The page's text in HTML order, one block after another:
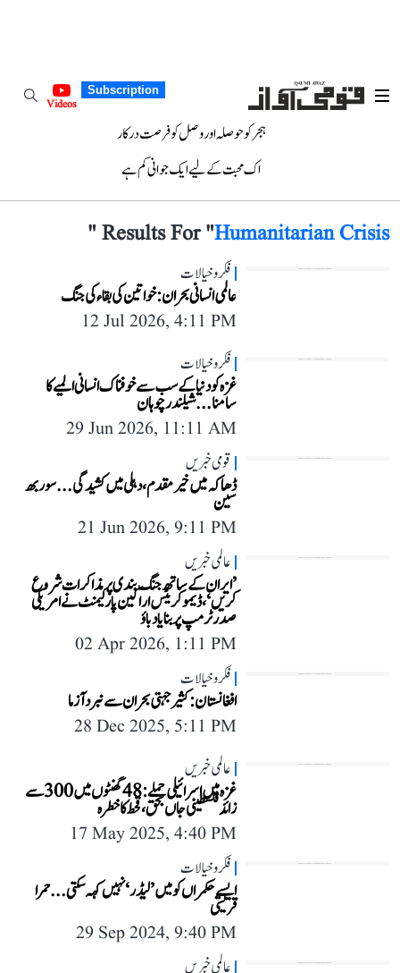
Subscription
Videos
ہجر کو حوصلہ اور وصل کو فرصت درکار
اک محبت کے لیے ایک جوانی کم ہے
Results For "Humanitarian Crisis
"
فکر و خیالات
عالمی انسانی بحران: خواتین کی بقاء کی جنگ
12 Jul 2026, 4:11 PM
فکر و خیالات
غزہ کو دنیا کے سب سے خوفناک انسانی المیے کا
سامنا... شیلندر چوہان
29 Jun 2026, 11:11 AM
قومی خبریں
ڈھاکہ میں خیر مقدم، دہلی میں کشیدگی...سوربھ
سین
21 Jun 2026, 9:11 PM
عالمی خبریں
’ایران کے ساتھ جنگ بندی پر مذاکرات شروع
کریں‘، ڈیموکریٹس اراکین پارلیمنٹ نے امریکی
صدر ٹرمپ پر بنایا دباؤ
02 Apr 2026, 1:11 PM
فکر و خیالات
افغانستان: کثیر جہتی بحران سے نبردآزما
28 Dec 2025, 5:11 PM
عالمی خبریں
غزہ میں اسرائیلی حملے: 48 گھنٹوں میں 300 سے
زائد فلسطینی جاں بحق، قحط کا خطرہ
17 May 2025, 4:40 PM
فکر و خیالات
ایسے حکمراں کو میں ’لیڈر‘ نہیں کہہ سکتی... حمرا
قریشی
29 Sep 2024, 9:40 PM
عالمی خبریں